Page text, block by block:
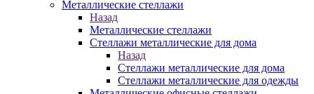
Металлические стеллажи
Назад
Металлические стеллажи
Стеллажи металлические для дома
Назад
Стеллажи металлические для дома
Стеллажи металлические для одежды